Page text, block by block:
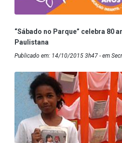
“Sábado no Parque” celebra 80
Paulistana
Publicado em: 14/10/2015 3h47 - em